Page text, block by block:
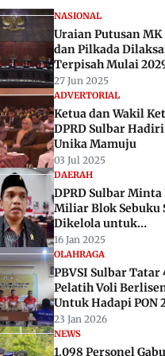
NASIONAL
Uraian Putusan MK
dan Pilkada
Terpisah Mulai
27 Jun 2025
ADVERTORIAL
Ketua dan Wakil
DPRD Sulbar
Unika Mamuju
03 Jul 2025
DAERAH
DPRD Sulbar Minta
Miliar Blok Sebuku
Dikelola untuk
Perekonomian
16 Jan 2025
OLAHRAGA
PBVSI Sulbar Tatar
Pelatih Voli
Untuk Hadapi PON
23 Jan 2026
NEWS
1.098 Personel